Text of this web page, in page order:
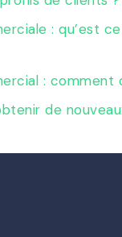
: qu’est
: comment
de